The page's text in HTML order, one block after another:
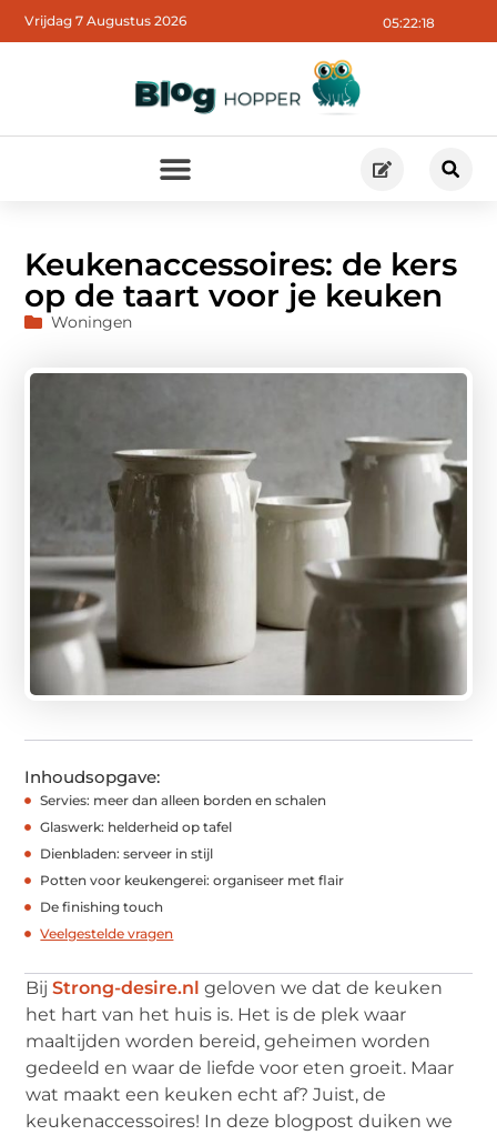
05:22:19
Vrijdag 7 Augustus 2026
Keukenaccessoires: de kers
op de taart voor je keuken
Woningen
Inhoudsopgave:
Servies: meer dan alleen borden en schalen
Glaswerk: helderheid op tafel
Dienbladen: serveer in stijl
Potten voor keukengerei: organiseer met flair
De finishing touch
Veelgestelde vragen
BijStrong-desire.nl geloven we dat de keuken
het hart van het huis is. Het is de plek waar
maaltijden worden bereid, geheimen worden
gedeeld en waar de liefde voor eten groeit. Maar
wat maakt een keuken echt af? Juist, de
keukenaccessoires! In deze blogpost duiken we